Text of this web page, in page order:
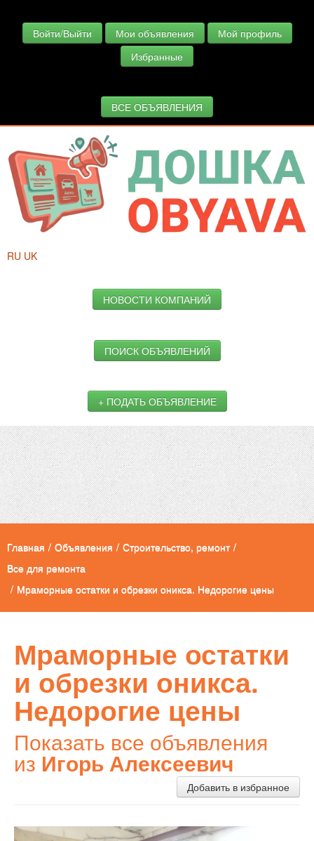
Войти/Выйти Мои объявления
Мой профиль
Избранные
ВСЕ ОБЪЯВЛЕНИЯ
RU UK
НОВОСТИ КОМПАНИЙ
ПОИСК ОБЪЯВЛЕНИЙ
+ ПОДАТЬ ОБЪЯВЛЕНИЕ
Главная / Объявления / Строительство, ремонт /
Все для ремонта
/ Мраморные остатки и обрезки оникса. Недорогие цены
Мраморные остатки
и обрезки оникса.
Недорогие цены
Показать все объявления
из Игорь Алексеевич
Добавить в избранное